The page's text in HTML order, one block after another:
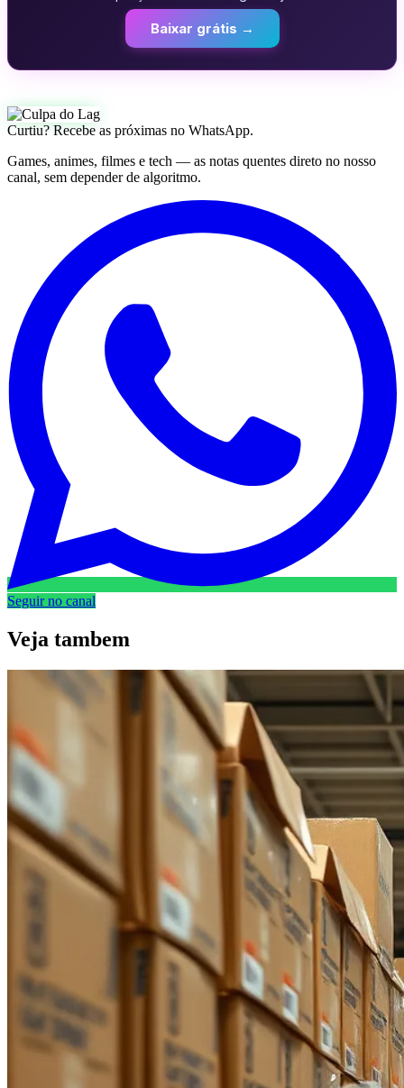
Baixar grátis →
Curtiu? Recebe as próximas no WhatsApp.
Games, animes, filmes e tech — as notas quentes direto no nosso
canal, sem depender de algoritmo.
Seguir no canal
Veja tambem